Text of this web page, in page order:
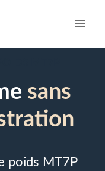
sans
poids MT7P